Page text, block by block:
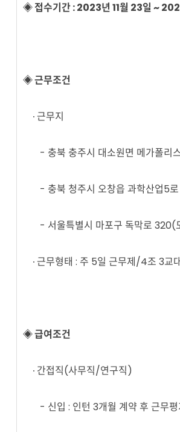
◈ 접수기간 : 2023년 11월 23일 ~
◈ 근무조건
∙ 근무지
- 충북 충주시 대소원면 메가폴리스
- 충북 청주시 오창읍 과학산업5로
- 서울특별시 마포구 독막로 320(
∙ 근무형태 : 주 5일 근무제/4조 3교
◈ 급여조건
∙ 간접직(사무직/연구직)
- 신입 : 인턴 3개월 계약 후 근무평